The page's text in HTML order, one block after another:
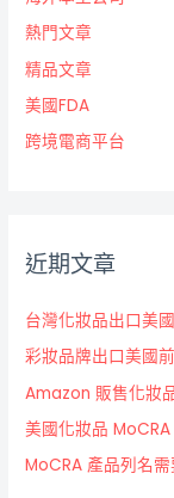
熱門文章
精品文章
美國FDA
跨境電商平台
近期文章
台灣化妝品出口美
彩妝品牌出口美國
Amazon 販售化妝
美國化妝品
MoCRA 產品列名